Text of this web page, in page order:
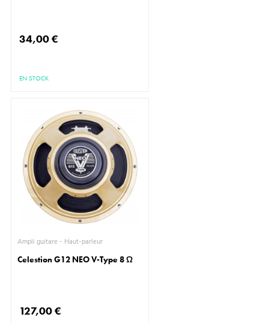
34,00 €
EN STOCK
Ampli guitare - Haut-parleur
Celestion G12 NEO V-Type 8 Ω
127,00 €